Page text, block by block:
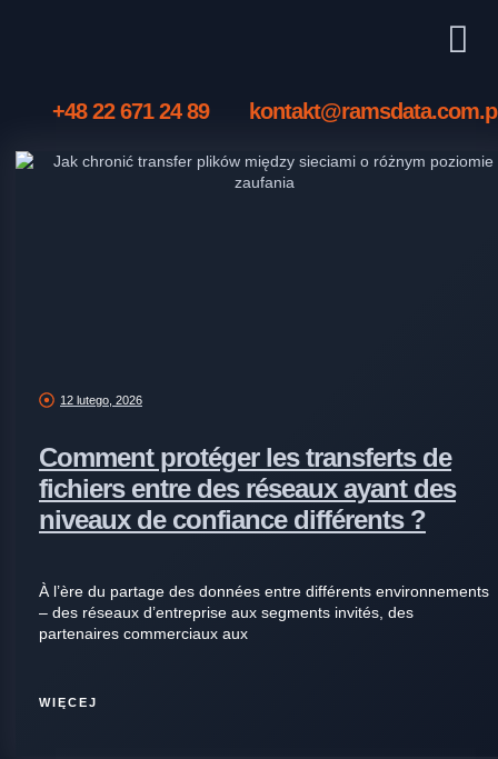
+48 22 671 24 89
12 lutego, 2026
Comment protéger les transferts de
fichiers entre des réseaux ayant des
niveaux de confiance différents ?
À l’ère du partage des données entre différents environnements
– des réseaux d’entreprise aux segments invités, des
partenaires commerciaux aux
WIĘCEJ